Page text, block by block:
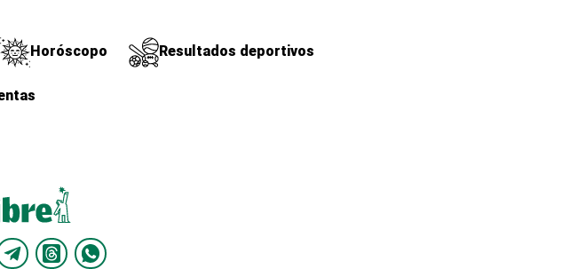
Horóscopo Resultados deportivos